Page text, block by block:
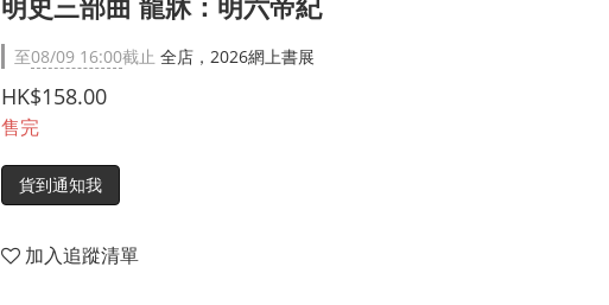
至08/09 16:00截止 全店，2026網上書展
HK$158.00
售完
貨到通知我
加入追蹤清單